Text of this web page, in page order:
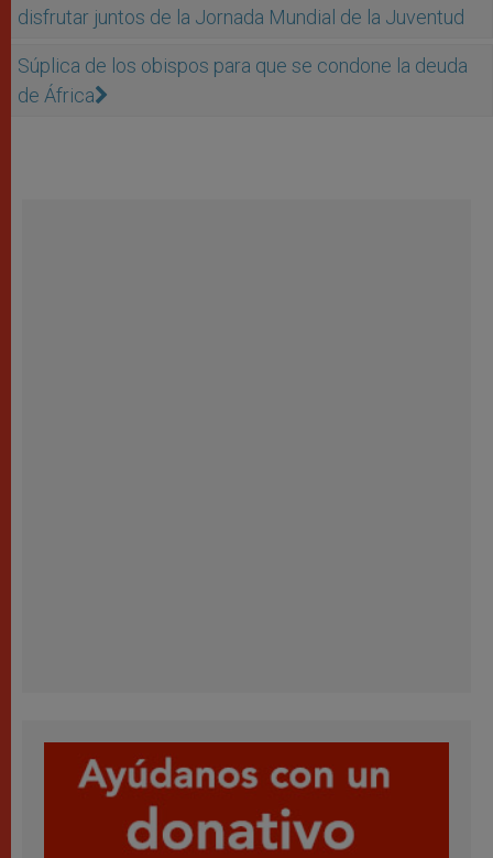
disfrutar juntos de la Jornada Mundial de la Juventud
Súplica de los obispos para que se condone la deuda
de África